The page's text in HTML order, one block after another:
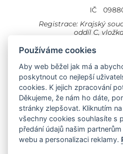
IČ
Registrace: Krajský
oddíl C,
Cookies Všeobecné
Provozovna
Liberec,
Provozovna
Doubská
Liberec
Auto KP Plus:
Používáme cookies
Aby web běžel jak má a
poskytnout co nejlepší
cookies. K jejich zpracování
Děkujeme, že nám ho dáte,
stránky zlepšovat. Kliknutím
všechny cookies souhlasíte s
předání údajů našim
webu a personalizaci reklamy.